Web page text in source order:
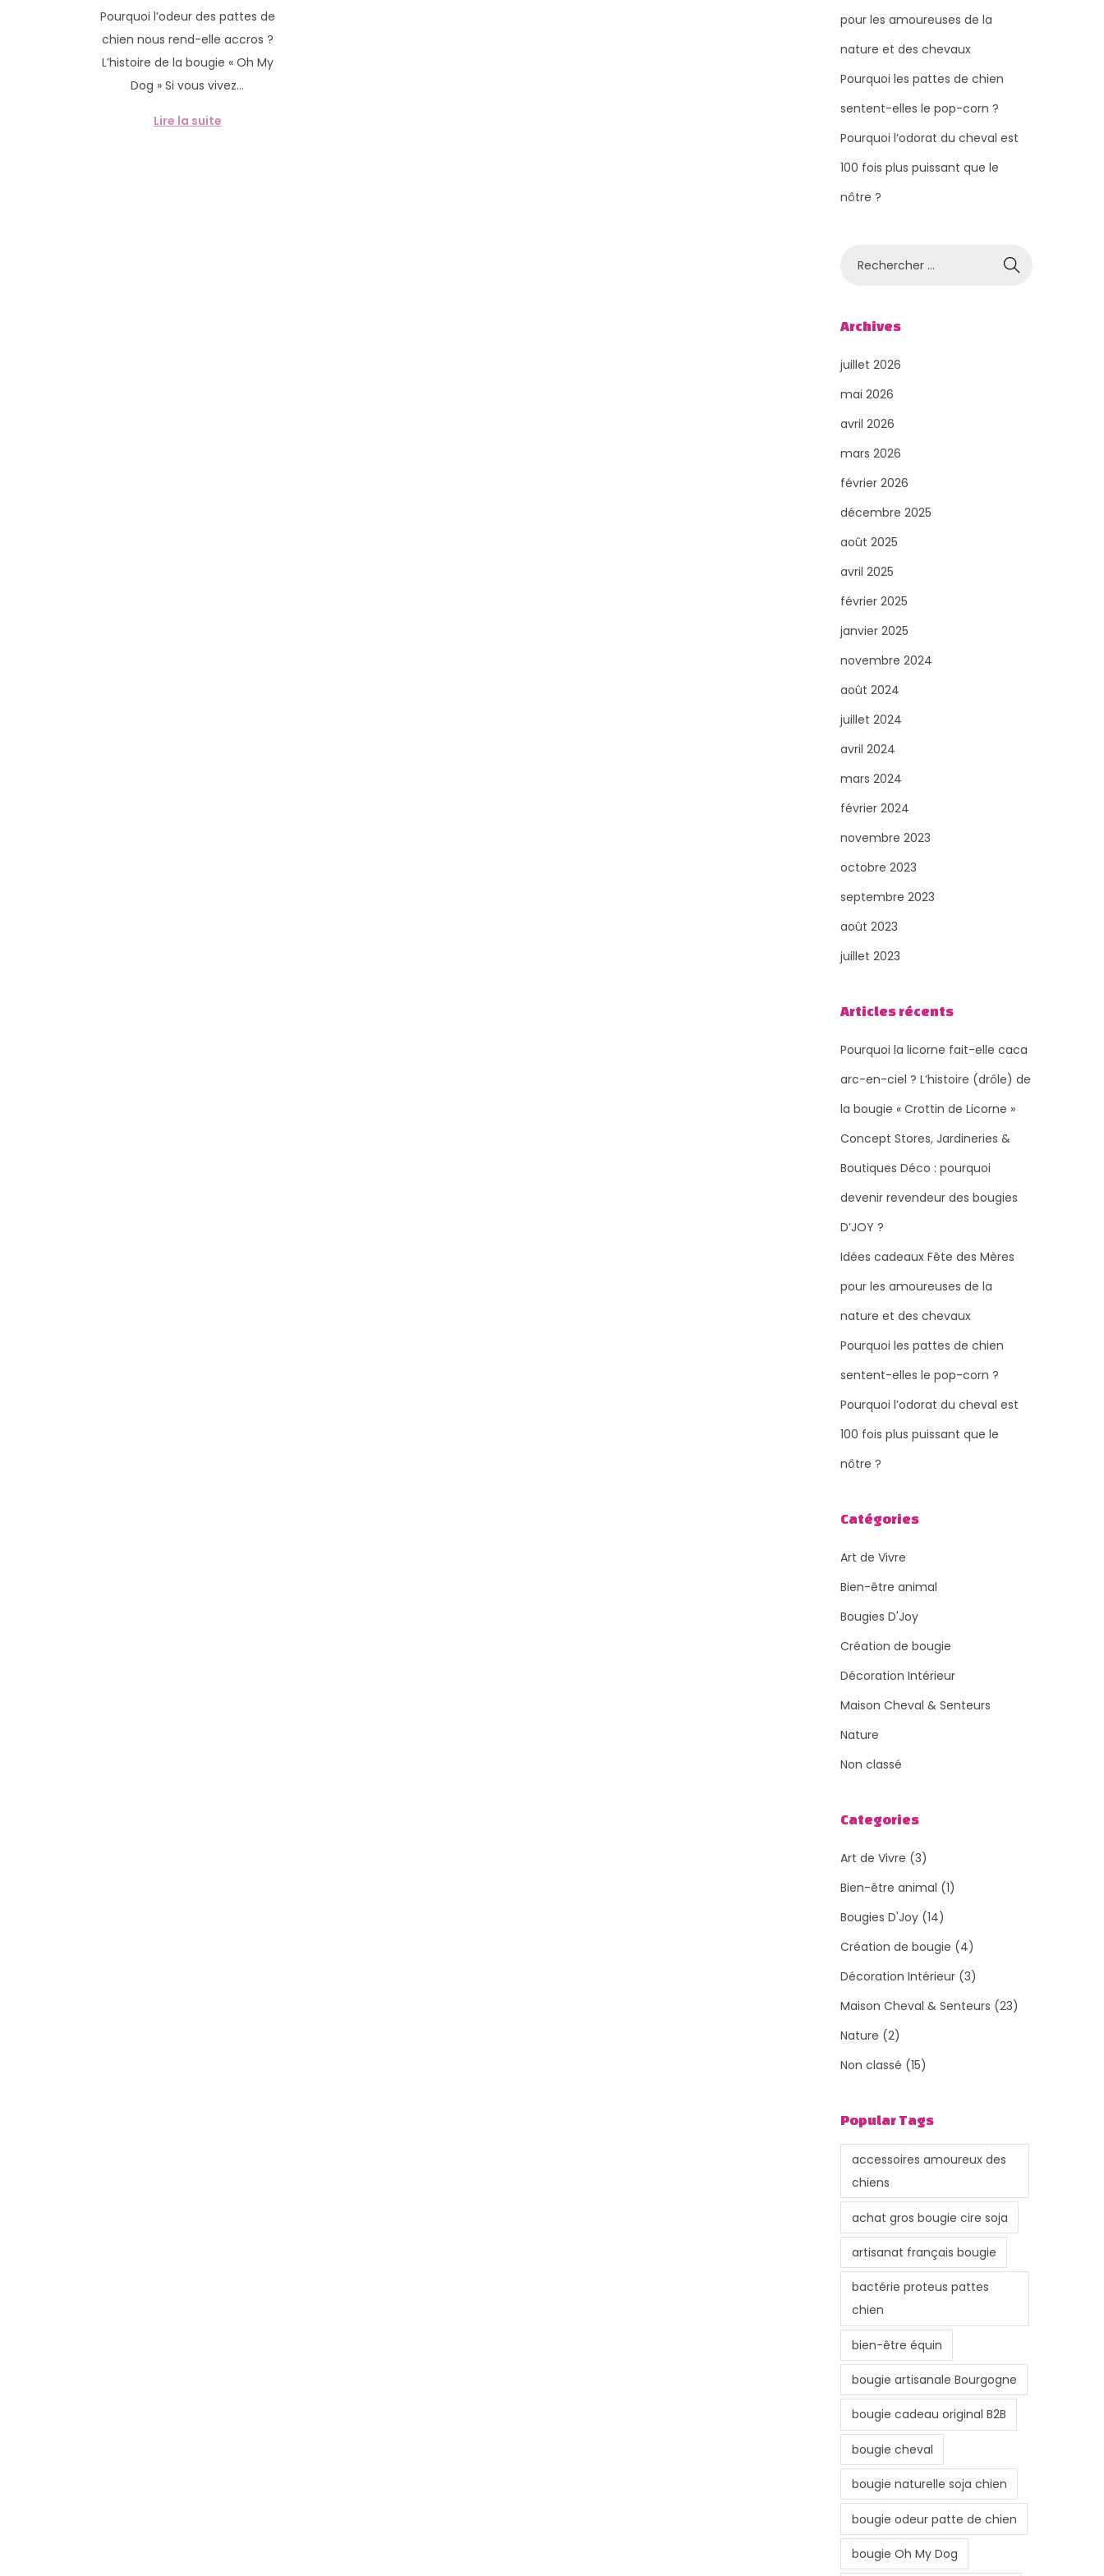
b
l
i
m
a
r
s
2
Pourquoi l’odeur des pattes de
chien nous rend-elle accros ?
L’histoire de la bougie « Oh My
Dog » Si vous vivez…
Lire la suite
pour les amoureuses de la
nature et des chevaux
Pourquoi les pattes de chien
sentent-elles le pop-corn ?
Pourquoi l’odorat du cheval est
100 fois plus puissant que le
nôtre ?
h
r
c
r
p
o
:
Archives
juillet 2026
mai 2026
avril 2026
mars 2026
février 2026
décembre 2025
août 2025
avril 2025
février 2025
janvier 2025
novembre 2024
août 2024
juillet 2024
avril 2024
mars 2024
février 2024
novembre 2023
octobre 2023
septembre 2023
août 2023
juillet 2023
Articles récents
Pourquoi la licorne fait-elle caca
arc-en-ciel ? L’histoire (drôle) de
la bougie « Crottin de Licorne »
Concept Stores, Jardineries &
Boutiques Déco : pourquoi
devenir revendeur des bougies
D’JOY ?
Idées cadeaux Fête des Mères
pour les amoureuses de la
nature et des chevaux
Pourquoi les pattes de chien
sentent-elles le pop-corn ?
Pourquoi l’odorat du cheval est
100 fois plus puissant que le
nôtre ?
Catégories
Art de Vivre
Bien-être animal
Bougies D'Joy
Création de bougie
Décoration Intérieur
Maison Cheval & Senteurs
Nature
Non classé
Categories
Art de Vivre (3)
Bien-être animal (1)
Bougies D'Joy (14)
Création de bougie (4)
Décoration Intérieur (3)
Maison Cheval & Senteurs (23)
Nature (2)
Non classé (15)
Popular Tags
accessoires amoureux des
chiens
achat gros bougie cire soja
artisanat français bougie
bactérie proteus pattes
chien
bien-être équin
bougie artisanale Bourgogne
bougie cadeau original B2B
bougie cheval
bougie naturelle soja chien
bougie odeur patte de chien
bougie Oh My Dog